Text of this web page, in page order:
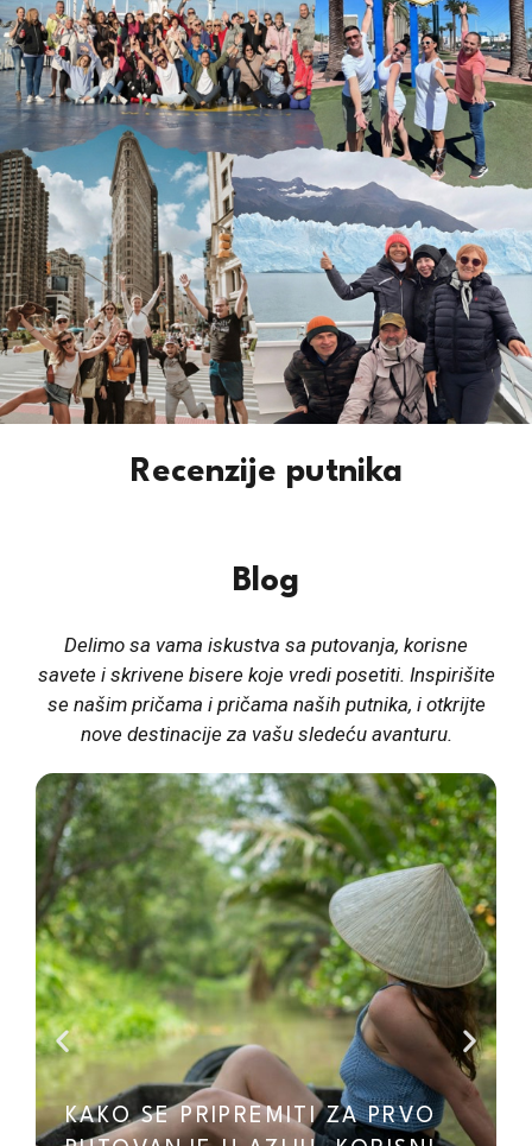
Recenzije putnika
Blog
Delimo sa vama iskustva sa putovanja, korisne
savete i skrivene bisere koje vredi posetiti. Inspirišite
se našim pričama i pričama naših putnika, i otkrijte
nove destinacije za vašu sledeću avanturu.
KAKO SE PRIPREMITI ZA PRVO